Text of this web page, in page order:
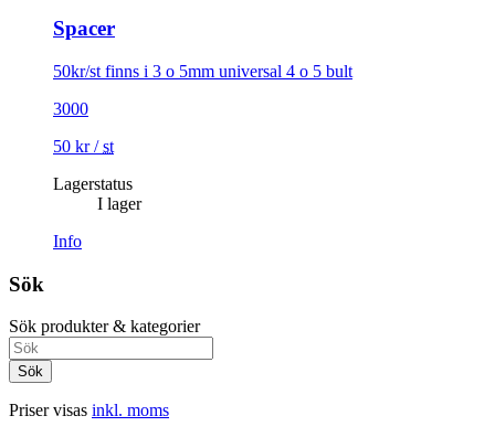
Spacer
50kr/st finns i 3 o 5mm universal 4 o 5 bult
3000
50 kr /st
Lagerstatus
I lager
Info
Sök
Sök produkter & kategorier
Sök
Priser visas inkl. moms